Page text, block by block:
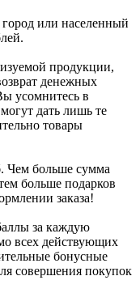
или населенный
продукции,
денежных
усомнитесь в
дать лишь те
товары
Чем больше сумма
больше подарков
заказа!
за каждую
всех действующих
бонусные
совершения покупок